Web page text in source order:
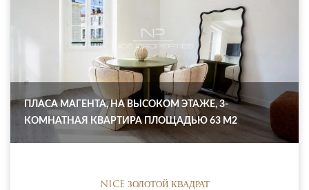
ПЛАСА МАГЕНТА, НА ВЫСОКОМ ЭТАЖЕ, 3-
КОМНАТНАЯ КВАРТИРА ПЛОЩАДЬЮ 63 М2
NICE ЗОЛОТОЙ КВАДРАТ